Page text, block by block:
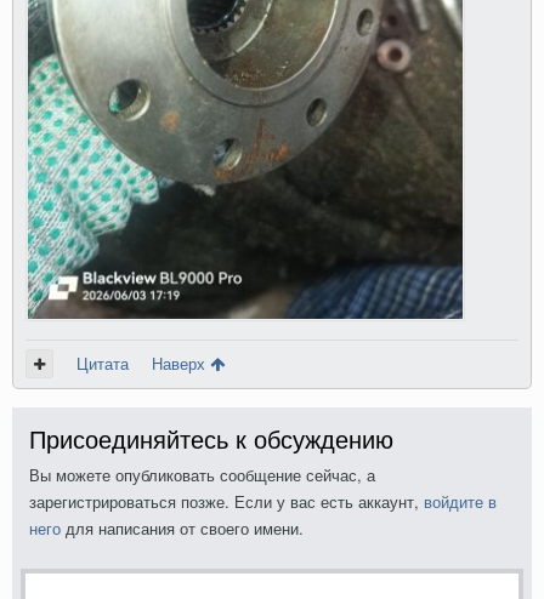
Цитата Наверх
Присоединяйтесь к обсуждению
Вы можете опубликовать сообщение сейчас, а
зарегистрироваться позже. Если у вас есть аккаунт, войдите в
него для написания от своего имени.